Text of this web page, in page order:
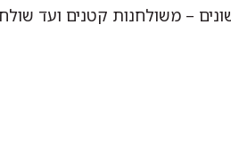
– משולחנות קטנים ועד